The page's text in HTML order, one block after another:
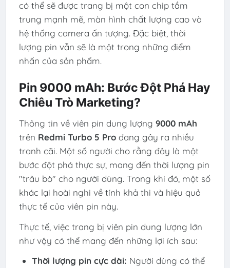
có thể sẽ được trang bị một con chip tầm
trung mạnh mẽ, màn hình chất lượng cao và
hệ thống camera ấn tượng. Đặc biệt, thời
lượng pin vẫn sẽ là một trong những điểm
nhấn của sản phẩm.
Pin 9000 mAh: Bước Đột Phá Hay
Chiêu Trò Marketing?
Thông tin về viên pin dung lượng 9000 mAh
trên Redmi Turbo 5 Prođang gây ra nhiều
tranh cãi. Một số người cho rằng đây là một
bước đột phá thực sự, mang đến thời lượng pin
"trâu bò" cho người dùng. Trong khi đó, một số
khác lại hoài nghi về tính khả thi và hiệu quả
thực tế của viên pin này.
Thực tế, việc trang bị viên pin dung lượng lớn
như vậy có thể mang đến những lợi ích sau:
Thời lượng pin cực dài: Người dùng có thể